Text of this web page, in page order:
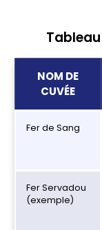
NOM DE
CUVÉE
Fer de Sang
Fer Servadou
(exemple)